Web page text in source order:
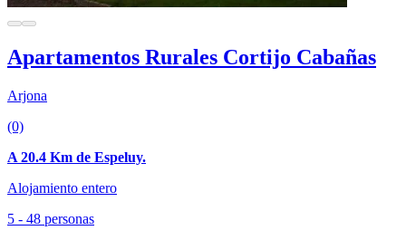
Apartamentos Rurales Cortijo Cabañas
Arjona
(0)
A 20.4 Km de Espeluy.
Alojamiento entero
5 - 48 personas